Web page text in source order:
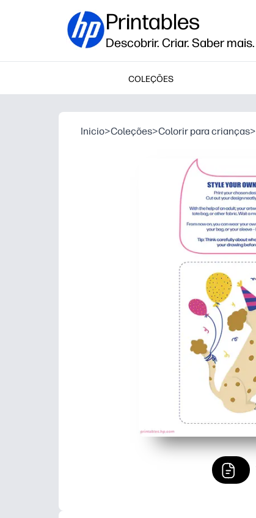
Printables
Descobrir. Criar. Saber mais.
COLEÇÕES
Inicio>Coleções>Colorir para crianças>